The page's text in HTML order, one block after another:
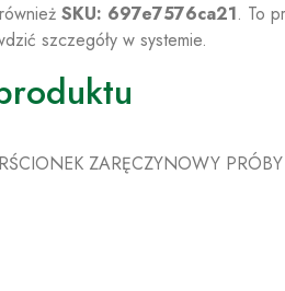
SKU: 697e7576ca21. To
szczegóły w systemie.
ZARĘCZYNOWY